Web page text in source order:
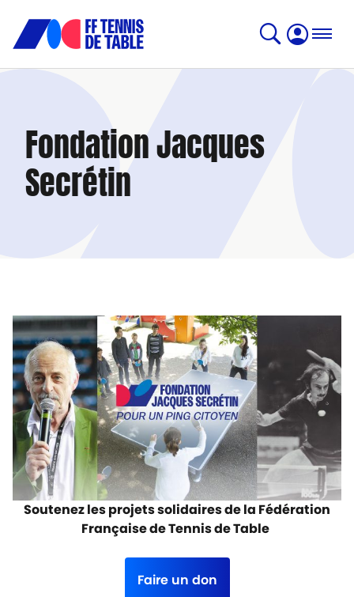
Fondation Jacques
Secrétin
Soutenez les projets solidaires de la Fédération
Française de Tennis de Table
Faire un don